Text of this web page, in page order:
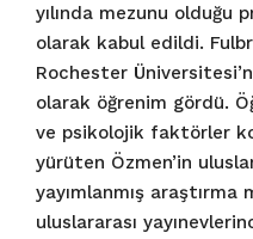
yılında mezunu olduğu
olarak kabul edildi.
Rochester
olarak öğrenim gördü.
ve psikolojik faktörler
yürüten Özmen’in
yayımlanmış araştırma
uluslararası